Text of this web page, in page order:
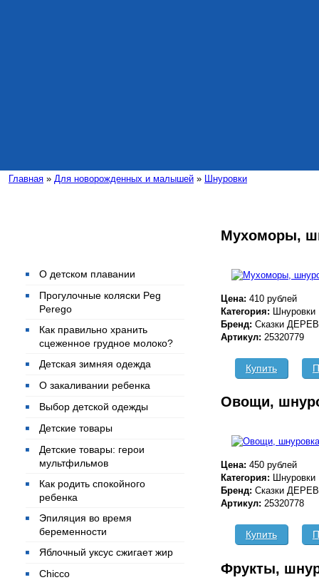
Главная » Для новорожденных и малышей » Шнуровки
О детском плавании
Прогулочные коляски Peg
Perego
Как правильно хранить
сцеженное грудное молоко?
Детская зимняя одежда
О закаливании ребенка
Выбор детской одежды
Детские товары
Детские товары: герои
мультфильмов
Как родить спокойного
ребенка
Эпиляция во время
беременности
Яблочный уксус сжигает жир
Chicco
Мухоморы,
Цена: 410 рублей
Категория: Шнуровки
Бренд: Сказки
Артикул: 25320779
Купить
Овощи,
Цена: 450 рублей
Категория: Шнуровки
Бренд: Сказки
Артикул: 25320778
Купить
Фрукты,